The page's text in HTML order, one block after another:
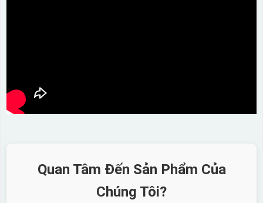
Quan Tâm Đến Sản Phẩm Của
Chúng Tôi?